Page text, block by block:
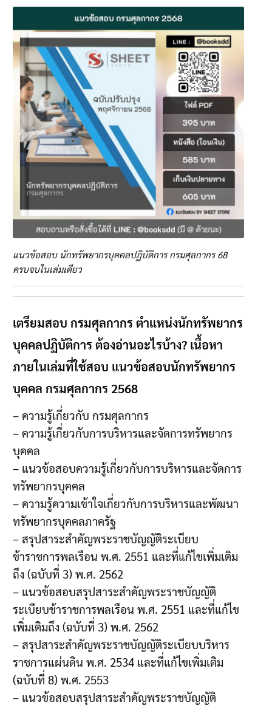
แนวข้อสอบ นักทรัพยากรบุคคลปฏิบัติการ กรมศุลกากร 68
ครบจบในเล่มเดียว
เตรียมสอบ กรมศุลกากร ตำแหน่งนักทรัพยากร
บุคคลปฏิบัติการ ต้องอ่านอะไรบ้าง? เนื้อหา
ภายในเล่มที่ใช้สอบ แนวข้อสอบนักทรัพยากร
บุคคล กรมศุลกากร 2568
– ความรู้เกี่ยวกับ กรมศุลกากร
– ความรู้เกี่ยวกับการบริหารและจัดการทรัพยากร
บุคคล
– แนวข้อสอบความรู้เกี่ยวกับการบริหารและจัดการ
ทรัพยากรบุคคล
– ความรู้ความเข้าใจเกี่ยวกับการบริหารและพัฒนา
ทรัพยากรบุคคลภาครัฐ
– สรุปสาระสำคัญพระราชบัญญัติระเบียบ
ข้าราชการพลเรือน พ.ศ. 2551 และที่แก้ไขเพิ่มเติม
ถึง (ฉบับที่ 3) พ.ศ. 2562
– แนวข้อสอบสรุปสาระสำคัญพระราชบัญญัติ
ระเบียบข้าราชการพลเรือน พ.ศ. 2551 และที่แก้ไข
เพิ่มเติมถึง (ฉบับที่ 3) พ.ศ. 2562
– สรุปสาระสำคัญพระราชบัญญัติระเบียบบริหาร
ราชการแผ่นดิน พ.ศ. 2534 และที่แก้ไขเพิ่มเติม
(ฉบับที่ 8) พ.ศ. 2553
– แนวข้อสอบสรุปสาระสำคัญพระราชบัญญัติ